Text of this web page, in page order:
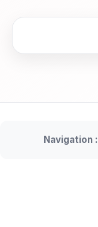
Navigation :